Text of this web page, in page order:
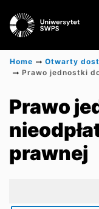
Scientific research
Home Otwarty
Prawo
prawnej